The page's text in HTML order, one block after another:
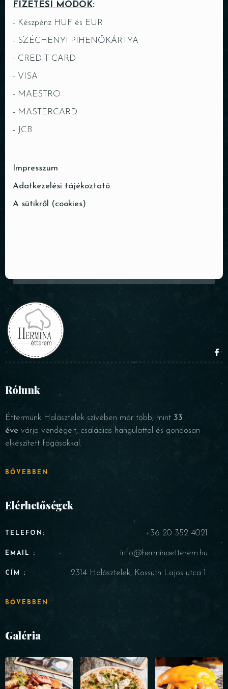
FIZETÉSI MÓDOK:
- Készpénz HUF és EUR
- SZÉCHENYI PIHENŐKÁRTYA
- CREDIT CARD
- VISA
- MAESTRO
- MASTERCARD
- JCB
Impresszum
Adatkezelési tájékoztató
A sütikről (cookies)
Rólunk
Éttermünk Halásztelek szívében már több, mint 33
éve várja vendégeit, családias hangulattal és gondosan
elkészített fogásokkal.
BŐVEBBEN
Elérhetőségek
TELEFON: +36 20 352 4021
EMAIL : info@herminaetterem.hu
CÍM : 2314 Halásztelek, Kossuth Lajos utca 1.
BŐVEBBEN
Galéria